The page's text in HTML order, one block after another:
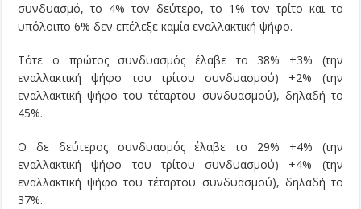
συνδυασμό, το 4% τον δεύτερο, το 1% τον τρίτο και το
υπόλοιπο 6% δεν επέλεξε καμία εναλλακτική ψήφο.
Τότε ο πρώτος συνδυασμός έλαβε το 38% +3% (την
εναλλακτική ψήφο του τρίτου συνδυασμού) +2% (την
εναλλακτική ψήφο του τέταρτου συνδυασμού), δηλαδή το
45%.
Ο δε δεύτερος συνδυασμός έλαβε το 29% +4% (την
εναλλακτική ψήφο του τρίτου συνδυασμού) +4% (την
εναλλακτική ψήφο του τέταρτου συνδυασμού), δηλαδή το
37%.